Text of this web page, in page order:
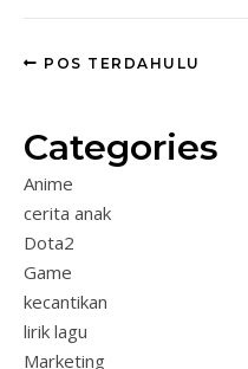
POS TERDAHULU
Categories
Anime
cerita anak
Dota2
Game
kecantikan
lirik lagu
Marketing